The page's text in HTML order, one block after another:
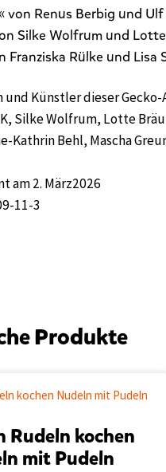
von Renus Berbig und Ulf
Silke Wolfrum und
Franziska Rülke und Lisa
Künstler dieser Gecko-
Silke Wolfrum, Lotte
Kathrin Behl, Mascha
am 2. März2026
11-3
Produkte
Rudeln kochen
mit Pudeln